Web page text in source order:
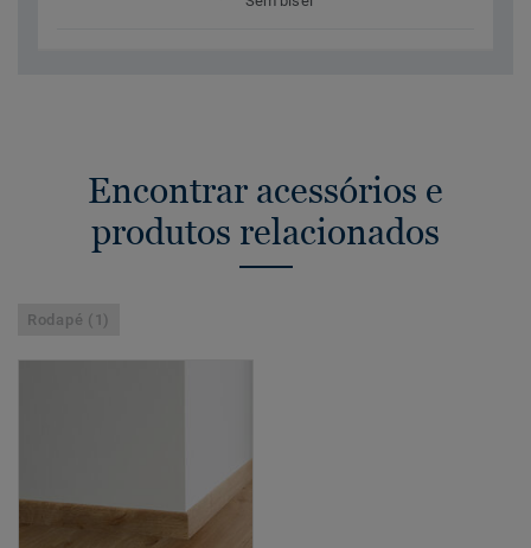
Encontrar acessórios e
produtos relacionados
Rodapé (1)